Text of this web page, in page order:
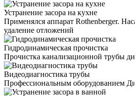
Устранение засора на кухне
Применялся аппарат Rothenberger.
удаление отложений
Гидродинамическая прочистка
Прочистка канализационной трубы
Видеодиагностика трубы
Профессиональным оборудованием